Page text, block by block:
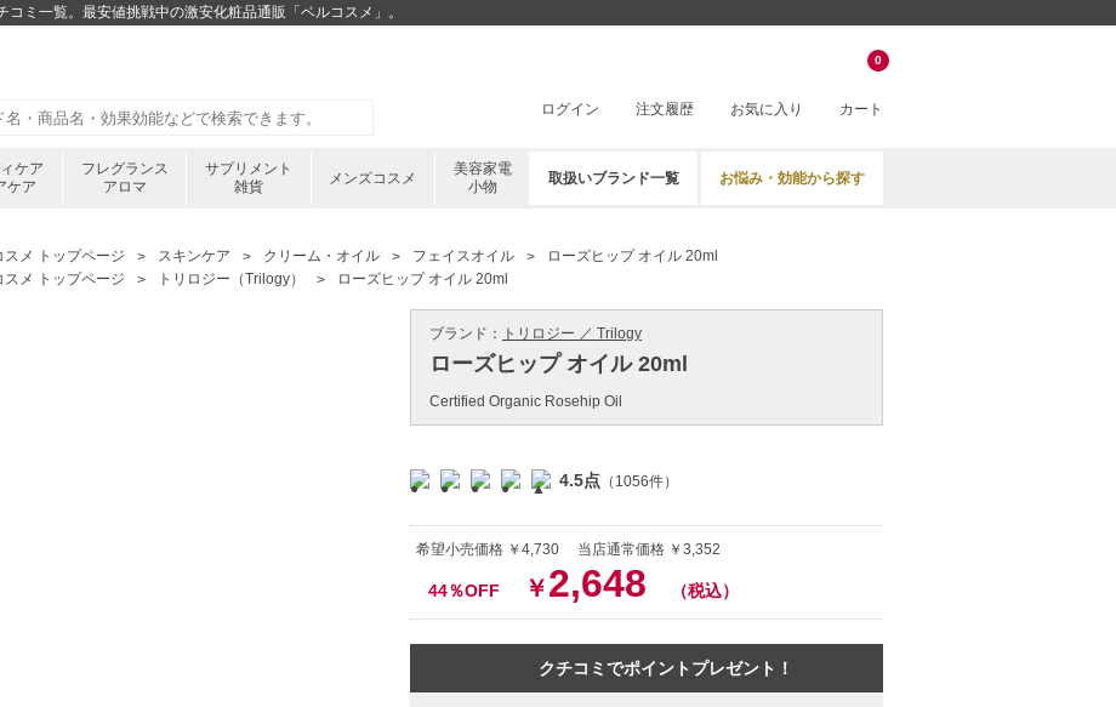
ミ一覧。最安値挑戦中の激安化粧品通販「ベルコスメ」。
ログイン 注文履歴 お気に入り カート
0
ケア
ケア
フレグランス
アロマ
サプリメント
雑貨
メンズコスメ
美容家電
小物
取扱いブランド一覧 お悩み・効能から探す
スメ トップページ スキンケア クリーム・オイル フェイスオイル
ローズヒップ オイル 20ml
スメ トップページ
トリロジー（Trilogy） ローズヒップ オイル 20ml
ブランド： トリロジー ／ Trilogy
ローズヒップ オイル 20ml
Certified Organic Rosehip Oil
4.5点 （1056件）
希望小売価格 ￥4,730 当店通常価格 ￥3,352
44％OFF ￥2,648 （税込）
クチコミでポイントプレゼント！